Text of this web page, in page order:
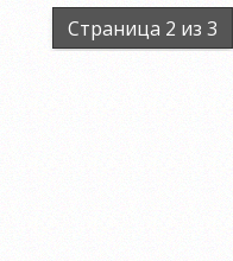
Страница 2 из 3